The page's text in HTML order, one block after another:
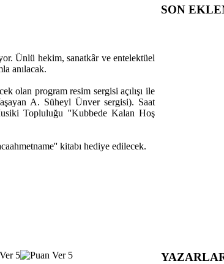
Ünlü hekim, sanatkâr ve entelektüel
anılacak.
olan program resim sergisi açılışı ile
A. Süheyl Ünver sergisi). Saat
Topluluğu ''Kubbede Kalan Hoş
kitabı hediye edilecek.
SON